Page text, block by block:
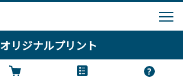
オリジナルプリント